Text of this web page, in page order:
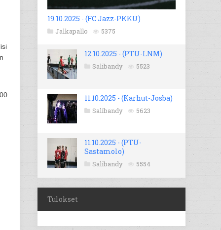
19.10.2025 - (FC Jazz-PKKU)
Jalkapallo 5375
12.10.2025 - (PTU-LNM)
Salibandy 5523
11.10.2025 - (Karhut-Josba)
Salibandy 5623
11.10.2025 - (PTU-
Sastamolo)
Salibandy 5554
Tulokset